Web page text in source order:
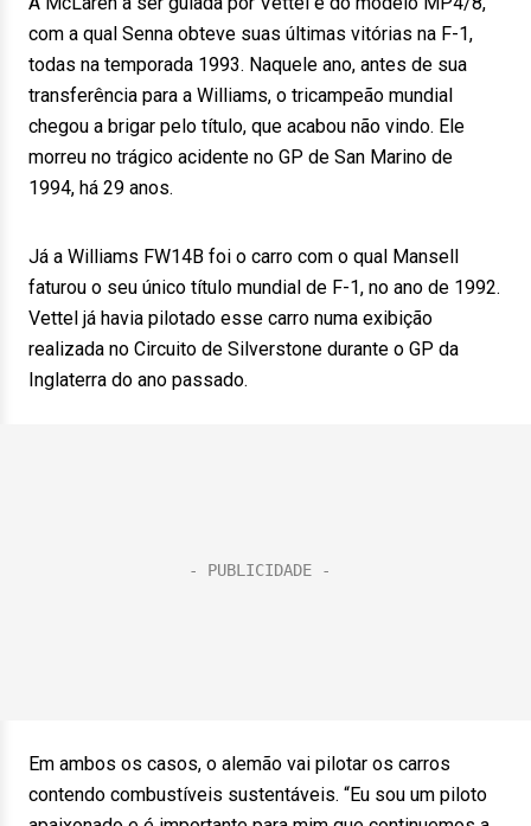
com a qual Senna obteve suas últimas vitórias na F-1,
todas na temporada 1993. Naquele ano, antes de sua
transferência para a Williams, o tricampeão mundial
chegou a brigar pelo título, que acabou não vindo. Ele
morreu no trágico acidente no GP de San Marino de
1994, há 29 anos.
Já a Williams FW14B foi o carro com o qual Mansell
faturou o seu único título mundial de F-1, no ano de 1992.
Vettel já havia pilotado esse carro numa exibição
realizada no Circuito de Silverstone durante o GP da
Inglaterra do ano passado.
Em ambos os casos, o alemão vai pilotar os carros
contendo combustíveis sustentáveis. “Eu sou um piloto